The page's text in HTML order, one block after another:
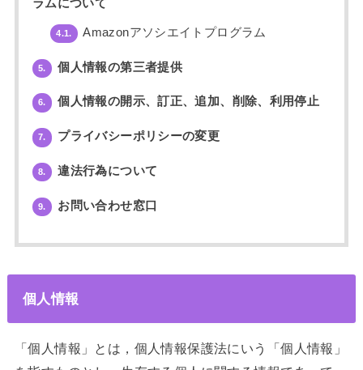
ラムについて
4.1. Amazonアソシエイトプログラム
5. 個人情報の第三者提供
6. 個人情報の開示、訂正、追加、削除、利用停止
7. プライバシーポリシーの変更
8. 違法行為について
9. お問い合わせ窓口
個人情報
「個人情報」とは，個人情報保護法にいう「個人情報」